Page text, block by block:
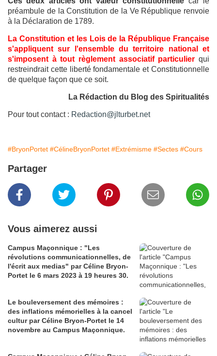
préambule de la Constitution de la Ve République renvoie
à la Déclaration de 1789.
La Constitution et les Lois de la République Française
s'appliquent sur l'ensemble du territoire national et
s'imposent à tout règlement associatif particulier qui
restreindrait cette liberté fondamentale et Constitutionnelle
de quelque façon que ce soit.
La Rédaction du Blog des Spiritualités
Pour tout contact : Redaction@jlturbet.net
#BryonPortet #CélineBryonPortet #Extrémisme #Sectes #Cours
Partager
Vous aimerez aussi
Campus Maçonnique : "Les
révolutions communicationnelles, de
l'écrit aux medias" par Céline Bryon-
Portet le 6 mars 2023 à 19 heures 30.
Le bouleversement des mémoires :
des inflations mémorielles à la cancel
cultur par Céline Bryon-Portet le 14
novembre au Campus Maçonnique.